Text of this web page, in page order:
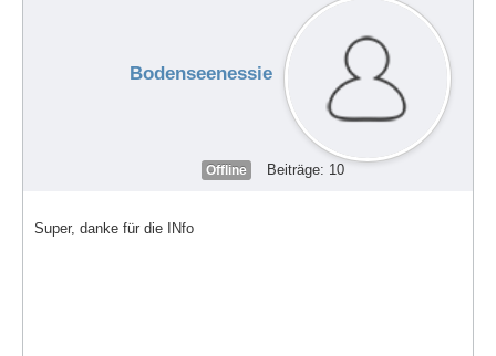
Bodenseenessie
Offline Beiträge: 10
Super, danke für die INfo